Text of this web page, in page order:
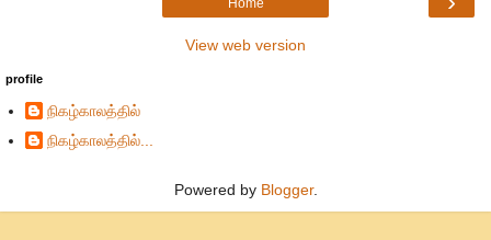
Home
View web version
profile
நிகழ்காலத்தில்
நிகழ்காலத்தில்...
Powered by Blogger.